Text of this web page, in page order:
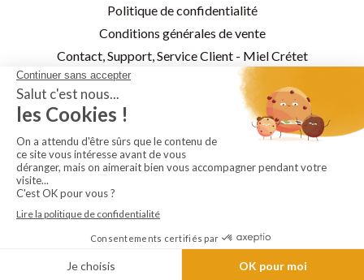
Recherche Mon compte
Ajouter au panier
Politique de confidentialité
Conditions générales de vente
Contact, Support, Service Client - Miel Crétet
Facebook Pinterest
Instagram